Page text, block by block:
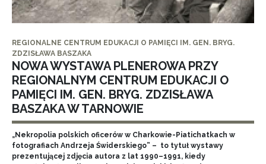
REGIONALNE CENTRUM EDUKACJI O PAMIĘCI IM. GEN. BRYG.
ZDZISŁAWA BASZAKA
NOWA WYSTAWA PLENEROWA PRZY
REGIONALNYM CENTRUM EDUKACJI O
PAMIĘCI IM. GEN. BRYG. ZDZISŁAWA
BASZAKA W TARNOWIE
„Nekropolia polskich oficerów w Charkowie-Piatichatkach w
fotografiach Andrzeja Świderskiego” – to tytuł wystawy
prezentującej zdjęcia autora z lat 1990–1991, kiedy